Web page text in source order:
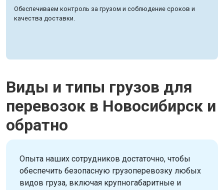
Обеспечиваем контроль за грузом и соблюдение сроков и
качества доставки.
Виды и типы грузов для
перевозок в Новосибирск и
обратно
Опыта наших сотрудников достаточно, чтобы
обеспечить безопасную грузоперевозку любых
видов груза, включая крупногабаритные и